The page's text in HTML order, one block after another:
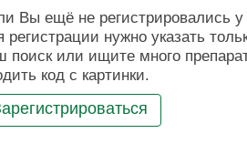
Вы ещё не регистрировались
регистрации нужно указать
поиск или ищите много
код с картинки.